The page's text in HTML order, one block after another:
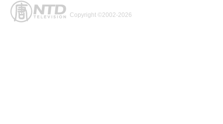
Copyright ©2002-2026